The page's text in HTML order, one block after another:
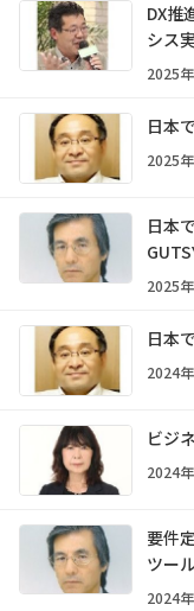
DX推
シス
2025
日本
2025
日本
2025
日本
2024
ビジ
2024
要件
ツー
2024